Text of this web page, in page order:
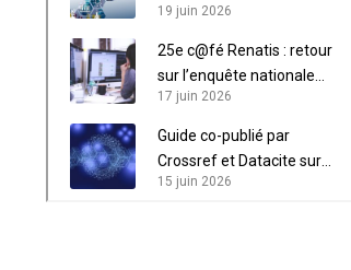
recherche »
19 juin 2026
25e c@fé Renatis : retour
sur l’enquête nationale
“Acteurs de l’IST”
17 juin 2026
Guide co-publié par
Crossref et Datacite sur
l’intérêt des métadonnées
15 juin 2026